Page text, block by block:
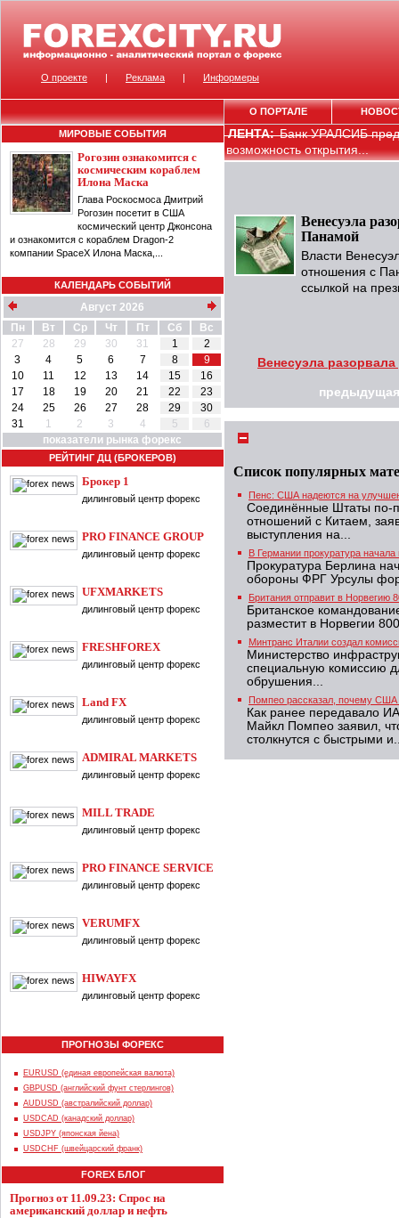
МИРОВЫЕ СОБЫТИЯ
Рогозин ознакомится с
космическим кораблем
Илона Маска
Глава Роскосмоса Дмитрий
Рогозин посетит в США
космический центр Джонсона
и ознакомится с кораблем Dragon-2
компании SpaceX Илона Маска,...
КАЛЕНДАРЬ СОБЫТИЙ
Август 2026
Пн
Вт Ср Чт Пт Сб
Вс
27
28 29 30 31 1
2
3
4 5 6 7 8
9
10
11 12 13 14 15
16
17
18 19 20 21 22
23
24
25 26 27 28 29
30
31
1 2 3 4 5
6
показатели рынка форекс
РЕЙТИНГ ДЦ (БРОКЕРОВ)
Брокер 1
дилинговый центр форекс
PRO FINANCE GROUP
дилинговый центр форекс
UFXMARKETS
дилинговый центр форекс
FRESHFOREX
дилинговый центр форекс
Land FX
дилинговый центр форекс
ADMIRAL MARKETS
дилинговый центр форекс
MILL TRADE
дилинговый центр форекс
PRO FINANCE SERVICE
дилинговый центр форекс
VERUMFX
дилинговый центр форекс
HIWAYFX
дилинговый центр форекс
ПРОГНОЗЫ ФОРЕКС
EURUSD (единая европейская валюта)
GBPUSD (английский фунт стерлингов)
AUDUSD (австралийский доллар)
USDCAD (канадский доллар)
USDJPY (японская йена)
USDCHF (швейцарский франк)
FOREX БЛОГ
Прогноз от 11.09.23: Спрос на
американский доллар и нефть
ЛЕНТА:Банк УРАЛСИБ
возможность открытия...
Венесуэла
Панамой
Власти
отношения с
ссылкой на
Венесуэла
предыдущая
Список популярных
Пенс: США надеются на
Соединённые Штаты по-
отношений с Китаем,
выступления на...
В Германии прокуратура
Прокуратура Берлина
обороны ФРГ Урсулы
Британия отправит в Норвегию
Британское
разместит в Норвегии
Минтранс Италии создал
Министерство
специальную комиссию
обрушения...
Помпео рассказал, почему США
Как ранее передавало
Майкл Помпео заявил,
столкнутся с быстрыми
О проекте | Реклама | Информеры
О ПОРТАЛЕ